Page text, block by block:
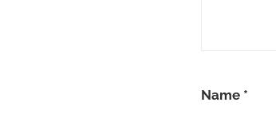
Name *